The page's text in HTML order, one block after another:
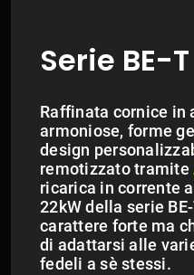
Serie BE-T
Raffinata cornice in
armoniose, forme
design
remotizzato tramite
ricarica in corrente
22kW della serie
carattere forte ma
di adattarsi alle
fedeli a sè stessi.